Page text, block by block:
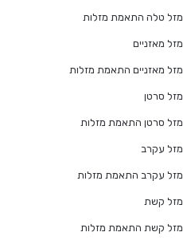
מזל טלה התאמת מזלות
מזל מאזניים
מזל מאזניים התאמת מזלות
מזל סרטן
מזל סרטן התאמת מזלות
מזל עקרב
מזל עקרב התאמת מזלות
מזל קשת
מזל קשת התאמת מזלות